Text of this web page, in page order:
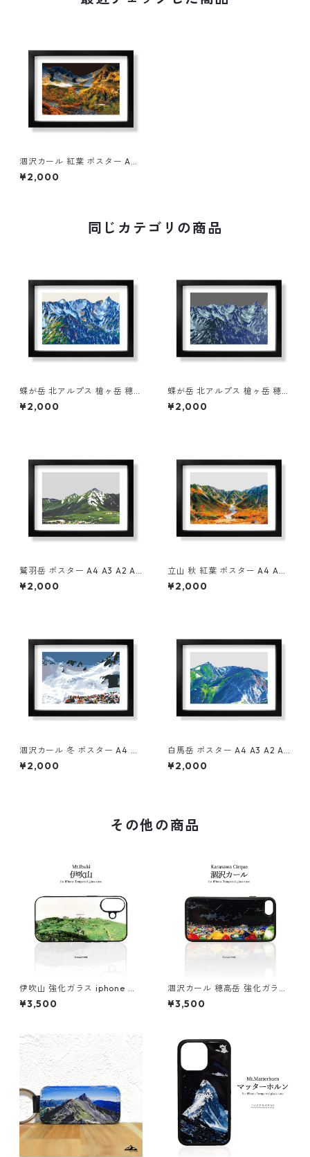
涸沢カール 紅葉 ポスター A4
A3 A2 A1 イラスト 山 登山 ア
ウトドア フレームなし
¥2,000
同じカテゴリの商品
蝶が岳 北アルプス 槍ヶ岳 穂高
ポスター A4 A3 A2 A1 イラス
ト 山 登山 アウトドア フレー
¥2,000
蝶が岳 北アルプス 槍ヶ岳 穂高
ポスター A4 A3 A2 A1 イラス
ト 山 登山 アウトドア フレー
¥2,000
鷲羽岳 ポスター A4 A3 A2 A1
イラスト 山 登山 アウトドア
フレームなし
¥2,000
立山 秋 紅葉 ポスター A4 A3
A2 A1 イラスト 山 登山 アウト
ドア フレームなし
¥2,000
涸沢カール 冬 ポスター A4 A3
A2 A1 イラスト 山 登山 アウト
ドア フレームなし
¥2,000
白馬岳 ポスター A4 A3 A2 A1
イラスト 山 登山 アウトドア
フレームなし
¥2,000
その他の商品
伊吹山 強化ガラス iphone ス
マホケース スマホカバーアウ
トドア 登山 山
¥3,500
涸沢カール 穂高岳 強化ガラス
iphone スマホケース スマホ
カバー登山 山 アウトドア 夜
¥3,500